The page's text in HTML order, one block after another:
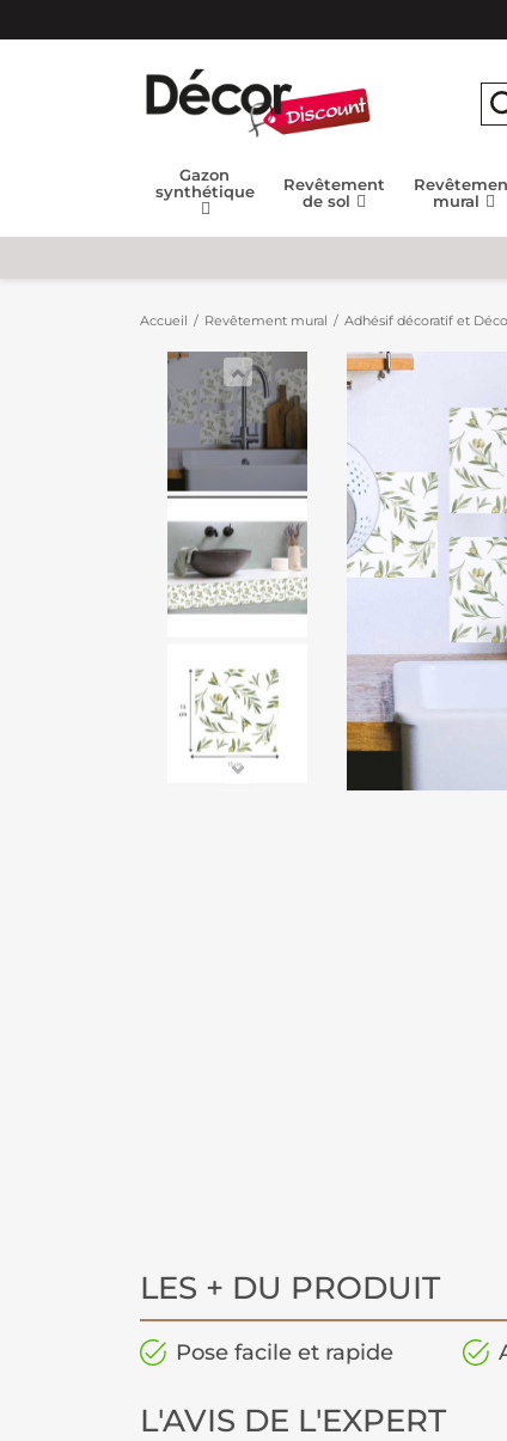
Gazon
synthétique
Revêtement
de sol
mural
Accueil Revêtement mural Adhésif décoratif et
LES + DU PRODUIT
Pose facile et rapide
L'AVIS DE L'EXPERT